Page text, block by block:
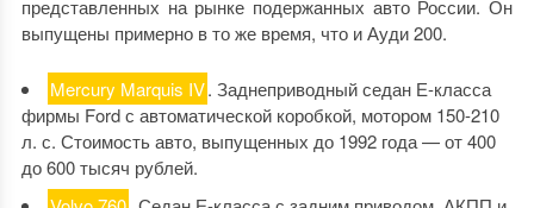
представленных на рынке подержанных авто России. Он
выпущены примерно в то же время, что и Ауди 200.
Mercury Marquis IV. Заднеприводный седан Е-класса
фирмы Ford с автоматической коробкой, мотором 150-210
л. с. Стоимость авто, выпущенных до 1992 года — от 400
до 600 тысяч рублей.